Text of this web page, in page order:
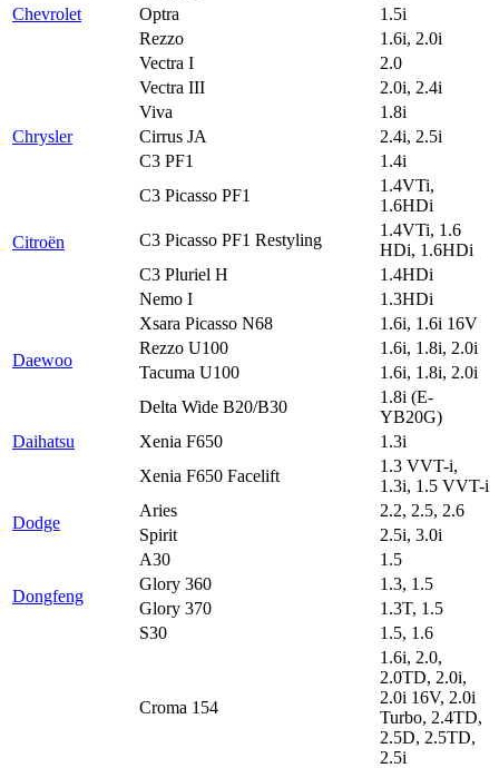
Chevrolet
Optra
1.5i
Rezzo
1.6i, 2.0i
Vectra I
2.0
Vectra III
2.0i, 2.4i
Viva
1.8i
Chrysler
Cirrus JA 2.4i, 2.5i
Citroën
C3 PF1
1.4i
C3 Picasso PF1
1.4VTi,
1.6HDi
C3 Picasso PF1 Restyling
1.4VTi, 1.6
HDi, 1.6HDi
C3 Pluriel H
1.4HDi
Nemo I
1.3HDi
Xsara Picasso N68
1.6i, 1.6i 16V
Daewoo
Rezzo U100
1.6i, 1.8i, 2.0i
Tacuma U100
1.6i, 1.8i, 2.0i
Daihatsu
Delta Wide B20/B30
1.8i (E-
YB20G)
Xenia F650
1.3i
Xenia F650 Facelift
1.3 VVT-i,
1.3i, 1.5 VVT-i
Dodge
Aries
2.2, 2.5, 2.6
Spirit
2.5i, 3.0i
Dongfeng
A30
1.5
Glory 360
1.3, 1.5
Glory 370
1.3T, 1.5
S30
1.5, 1.6
Croma 154
1.6i, 2.0,
2.0TD, 2.0i,
2.0i 16V, 2.0i
Turbo, 2.4TD,
2.5D, 2.5TD,
2.5i